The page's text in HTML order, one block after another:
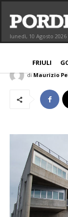
lunedì, 10 Agosto 2026
FRIULI
un utile di
PORDENONE
di Maurizio